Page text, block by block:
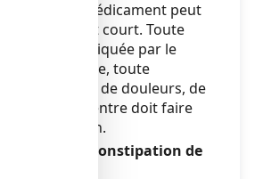
(voyage). Le médicament peut
en traitement court. Toute
récente inexpliquée par le
du mode de vie, toute
accompagnée de douleurs, de
du ventre doit faire
du médecin.
chronique (constipation de